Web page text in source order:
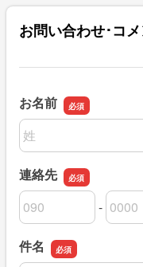
お問い合わせ･コ
お名前
名前の姓
連絡先
連絡先の市外局番
-
連絡先の市内局番
連絡先の加入者番号
件名